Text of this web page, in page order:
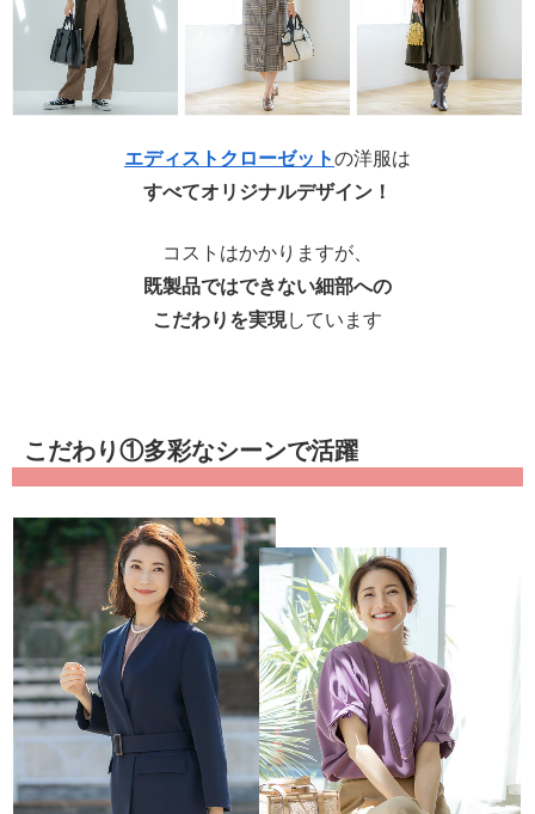
エディストクローゼットの洋服は
すべてオリジナルデザイン！
コストはかかりますが、
既製品ではできない細部への
こだわりを実現しています
こだわり①多彩なシーンで活躍